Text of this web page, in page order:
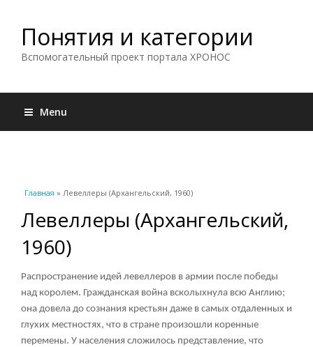
Понятия и категории
Вспомогательный проект портала ХРОНОС
Menu
Вы здесь
Главная » Левеллеры (Архангельский, 1960)
Левеллеры (Архангельский,
1960)
Распространение идей левеллеров в армии после победы
над королем. Гражданская война всколыхнула всю Англию;
она довела до сознания крестьян даже в самых отдаленных и
глухих местностях, что в стране произошли коренные
перемены. У населения сложилось представление, что